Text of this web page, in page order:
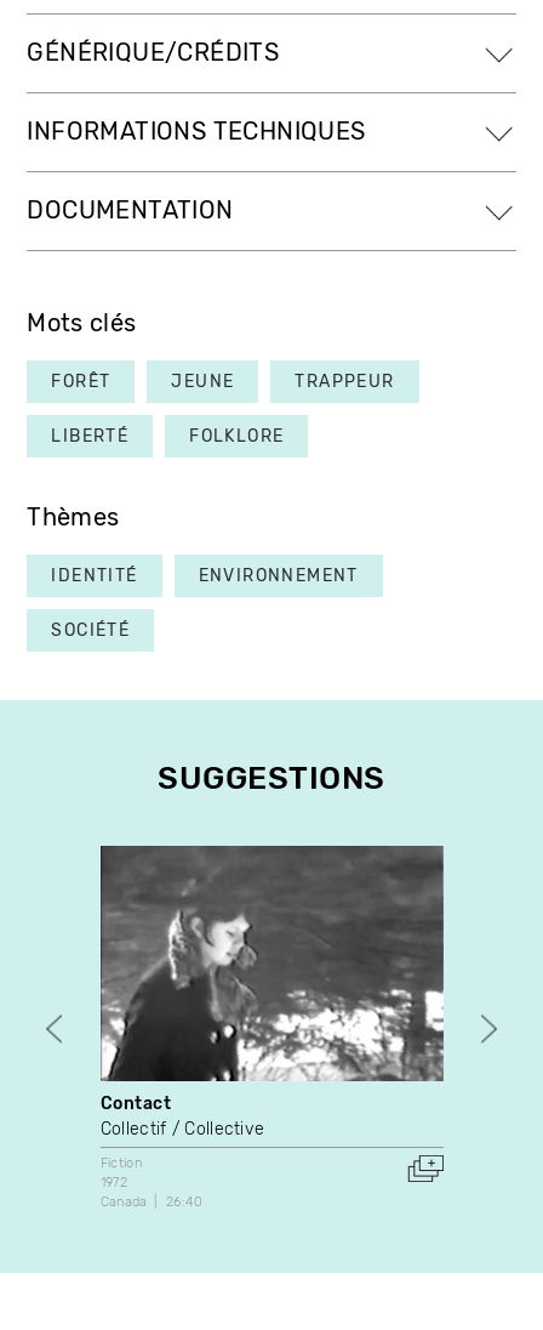
GÉNÉRIQUE/CRÉDITS
INFORMATIONS TECHNIQUES
DOCUMENTATION
Mots clés
FORÊT JEUNE TRAPPEUR
LIBERTÉ FOLKLORE
Thèmes
IDENTITÉ ENVIRONNEMENT
SOCIÉTÉ
SUGGESTIONS
Contact
Collectif / Collective
Fiction
1972
Canada
26:40